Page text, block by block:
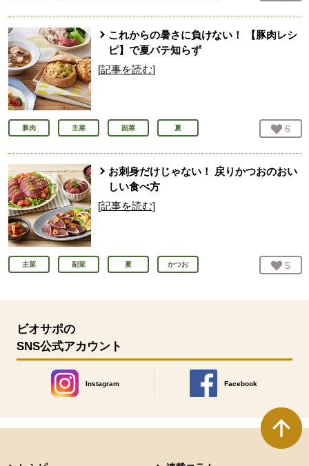
これからの暑さに負けない！ 【豚肉レシ
ピ】で夏バテ知らず
[記事を読む]
豚肉 主菜 副菜 夏 お気
6
お刺身だけじゃない！ 戻りかつおのおい
しい食べ方
[記事を読む]
主菜 副菜 夏 かつお お気
5
ビオサポの
SNS公式アカウント
Instagram
別のウィンドウで開きます。
Facebook
別のウィンドウで開きます